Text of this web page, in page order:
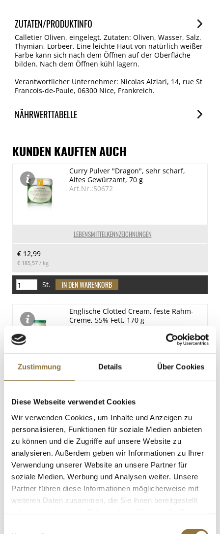
Zustimmung Details Über Cookies
Diese Webseite verwendet Cookies
Wir verwenden Cookies, um Inhalte und Anzeigen zu
personalisieren, Funktionen für soziale Medien anbieten
zu können und die Zugriffe auf unsere Website zu
analysieren. Außerdem geben wir Informationen zu Ihrer
Verwendung unserer Website an unsere Partner für
soziale Medien, Werbung und Analysen weiter. Unsere
Partner führen diese Informationen möglicherweise mit
weiteren Daten zusammen, die Sie ihnen bereitgestellt
ZUTATEN/PRODUKTINFO
Calletier Oliven, eingelegt. Zutaten: Oliven, Wasser, Salz,
Thymian, Lorbeer. Eine leichte Haut von natürlich weißer
Farbe kann sich nach dem Öffnen auf der Oberfläche
bilden. Nach dem Öffnen kühl lagern.
Verantwortlicher Unternehmer: Nicolas Alziari, 14, rue St
Francois-de-Paule, 06300 Nice, Frankreich.
NÄHRWERTTABELLE
je 100g
Brennwert
534 kJ/130 kcal
Fett
14 g
0 g
0.92 g
Salz
0.9 g
KUNDEN KAUFTEN AUCH
LEBENSMITTELKENNZEICHNUNGEN
Curry Pulver "Dragon", sehr scharf,
Altes Gewürzamt, 70 g
Art.Nr.:50672
€ 12,99
€ 185,57 / kg
St.
Englische Clotted Cream, feste Rahm-
Creme, 55% Fett, 170 g
€ 37,65/ kg
St.
LEBENSMITTELKENNZEICHNUNGEN
Gänsestopfleberblock, 2 Scheiben à ca.
40g, Rougié, 80 g
Art.Nr.:30452